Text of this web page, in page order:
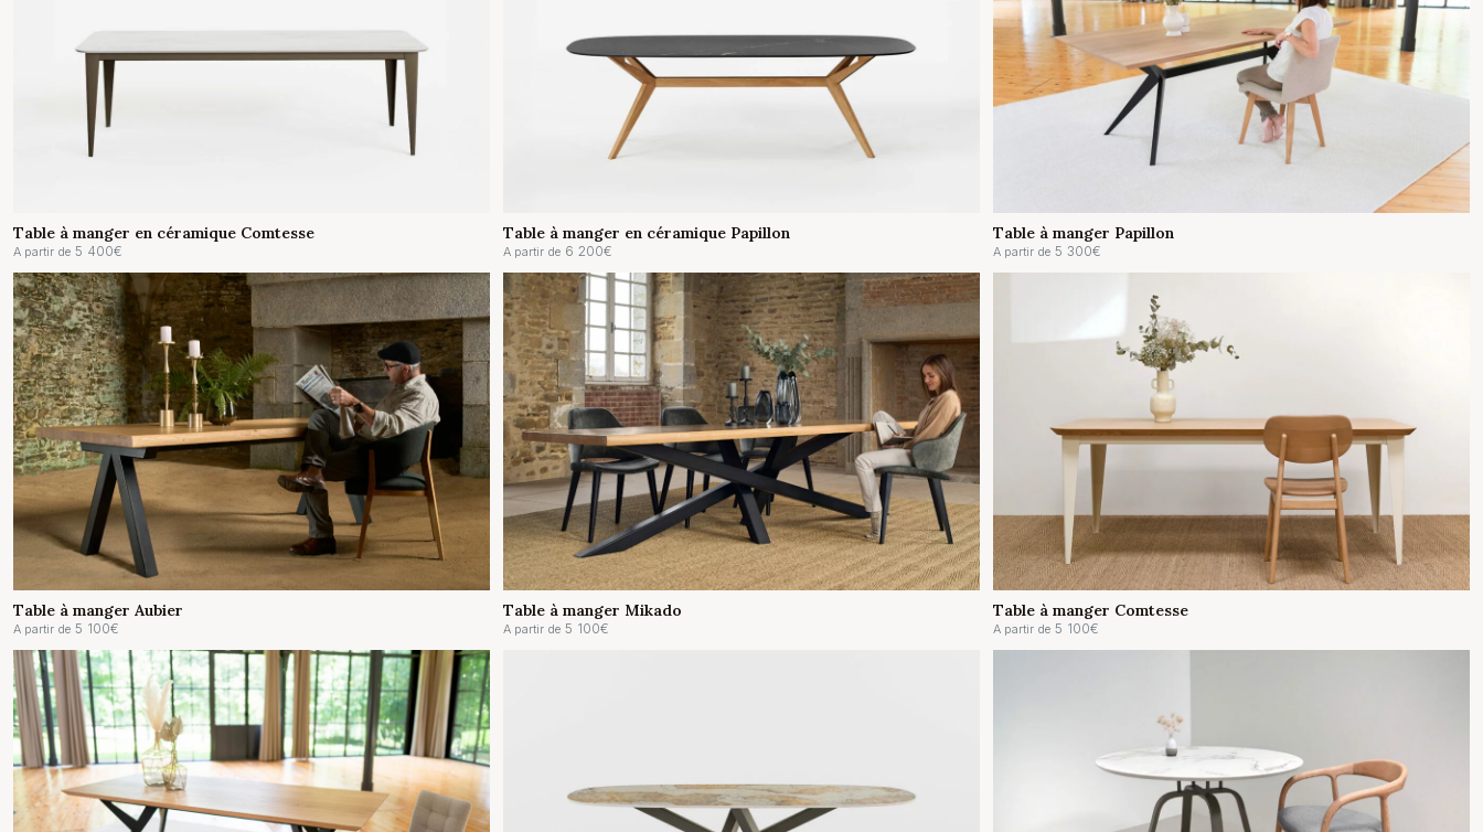
Table à manger en céramique Comtesse
A partir de 5 400€
Table à manger en céramique Papillon
A partir de 6 200€
Table à manger Papillon
A partir de 5 300€
Table à manger Aubier
A partir de 5 100€
Table à manger Mikado
A partir de 5 100€
Table à manger Comtesse
A partir de 5 100€